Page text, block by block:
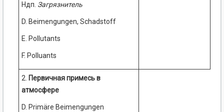
Ндп. Загрязнитель
D. Beimengungen, Schadstoff
E. Pollutants
F. Polluants
2. Первичная примесь в
атмосфере
D. Primäre Beimengungen